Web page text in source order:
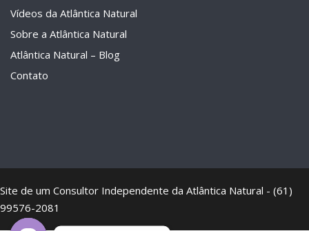
Vídeos da Atlântica Natural
Sobre a Atlântica Natural
Atlântica Natural – Blog
Contato
Site de um Consultor Independente da Atlântica Natural - (61)
99576-2081